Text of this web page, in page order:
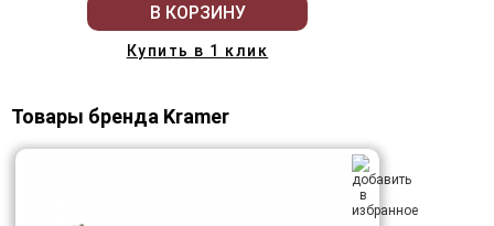
В КОРЗИНУ
Купить в 1 клик
Товары бренда Kramer